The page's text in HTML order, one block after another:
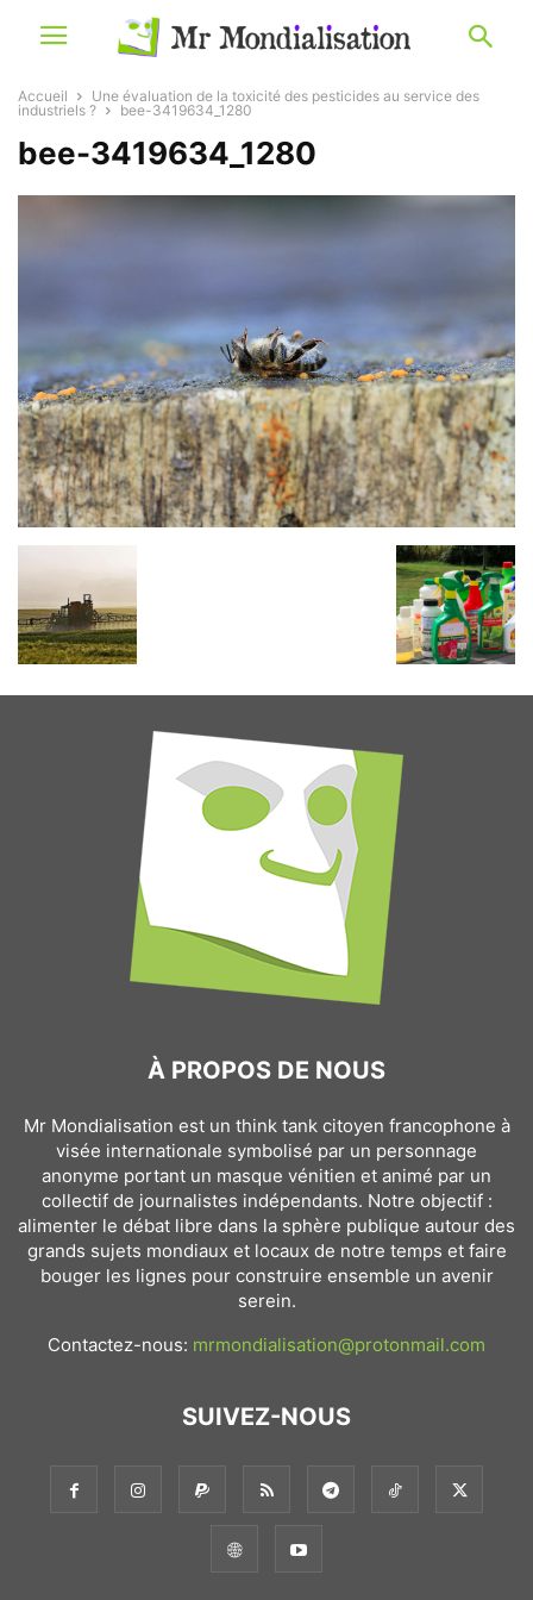
Accueil
Une évaluation de la toxicité des pesticides au service des
industriels ?
bee-3419634_1280
bee-3419634_1280
À PROPOS DE NOUS
Mr Mondialisation est un think tank citoyen francophone à
visée internationale symbolisé par un personnage
anonyme portant un masque vénitien et animé par un
collectif de journalistes indépendants. Notre objectif :
alimenter le débat libre dans la sphère publique autour des
grands sujets mondiaux et locaux de notre temps et faire
bouger les lignes pour construire ensemble un avenir
serein.
Contactez-nous: mrmondialisation@protonmail.com
SUIVEZ-NOUS